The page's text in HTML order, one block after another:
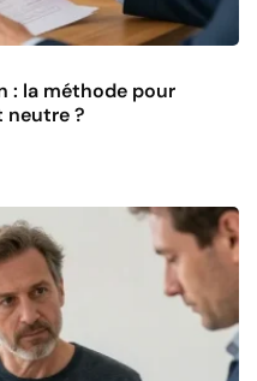
: la méthode pour
neutre ?